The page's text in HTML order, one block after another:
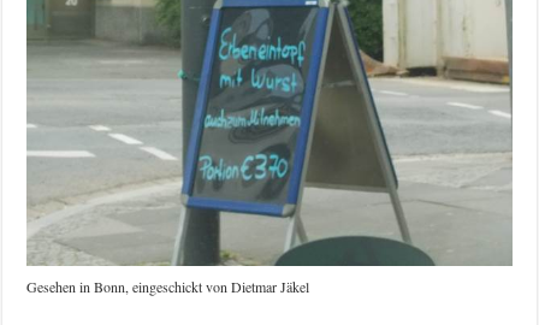
Gesehen in Bonn, eingeschickt von Dietmar Jäkel